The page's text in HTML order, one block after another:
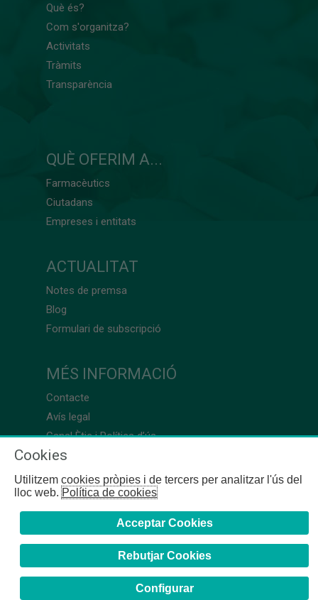
Què és?
Com s'organitza?
Activitats
Tràmits
Transparència
QUÈ OFERIM A...
Farmacèutics
Ciutadans
Empreses i entitats
ACTUALITAT
Notes de premsa
Blog
Formulari de subscripció
MÉS INFORMACIÓ
Contacte
Avís legal
Canal Ètic i Política d’ús
Cookies
Utilitzem cookies pròpies i de tercers per analitzar l'ús del
lloc web.Política de cookies
Acceptar Cookies
Rebutjar Cookies
Configurar